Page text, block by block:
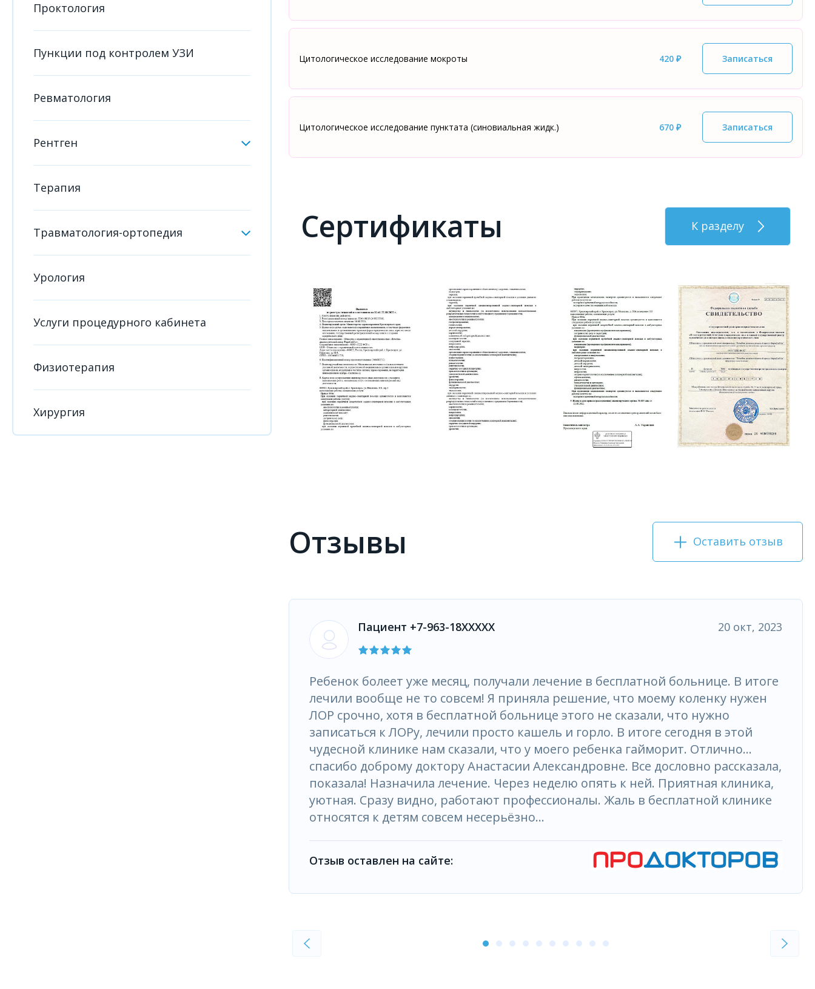
Проктология
Пункции под контролем УЗИ
Ревматология
Рентген
Терапия
Травматология-ортопедия
Урология
Услуги процедурного кабинета
Физиотерапия
Хирургия
Цитологическое исследование мокроты 420 ₽ Записаться
Цитологическое исследование пунктата (синовиальная жидк.) 670 ₽ Записаться
Сертификаты К разделу
Отзывы Оставить отзыв
Пациент +7-963-18XXXXX 20 окт, 2023
Ребенок болеет уже месяц, получали лечение в бесплатной больнице. В итоге
лечили вообще не то совсем! Я приняла решение, что моему коленку нужен
ЛОР срочно, хотя в бесплатной больнице этого не сказали, что нужно
записаться к ЛОРу, лечили просто кашель и горло. В итоге сегодня в этой
чудесной клинике нам сказали, что у моего ребенка гайморит. Отлично…
спасибо доброму доктору Анастасии Александровне. Все дословно рассказала,
показала! Назначила лечение. Через неделю опять к ней. Приятная клиника,
уютная. Сразу видно, работают профессионалы. Жаль в бесплатной клинике
относятся к детям совсем несерьёзно...
Отзыв оставлен на сайте: